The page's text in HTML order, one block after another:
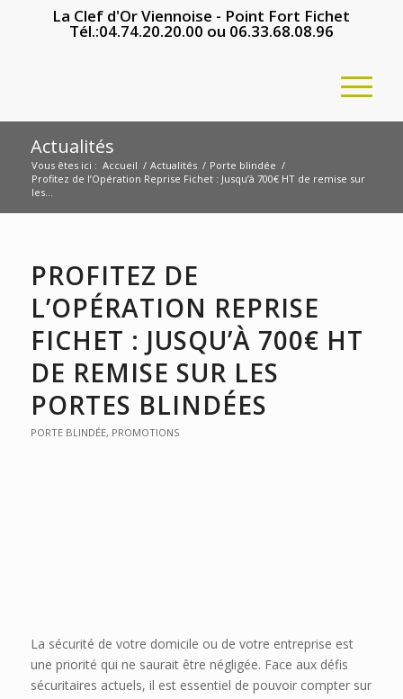
La Clef d'Or Viennoise - Point Fort Fichet
Tél.:04.74.20.20.00 ou 06.33.68.08.96
Actualités
Vous êtes ici : Accueil / Actualités / Porte blindée /
Profitez de l’Opération Reprise Fichet : Jusqu’à 700€ HT de remise sur
les...
PROFITEZ DE
L’OPÉRATION REPRISE
FICHET : JUSQU’À 700€ HT
DE REMISE SUR LES
PORTES BLINDÉES
PORTE BLINDÉE, PROMOTIONS
La sécurité de votre domicile ou de votre entreprise est
une priorité qui ne saurait être négligée. Face aux défis
sécuritaires actuels, il est essentiel de pouvoir compter sur